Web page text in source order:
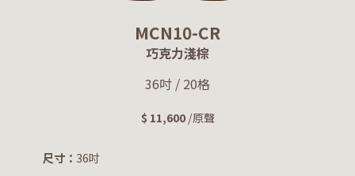
MCN10-CR
巧克力淺棕
36吋 / 20格
$ 11,600/原聲
尺寸：36吋